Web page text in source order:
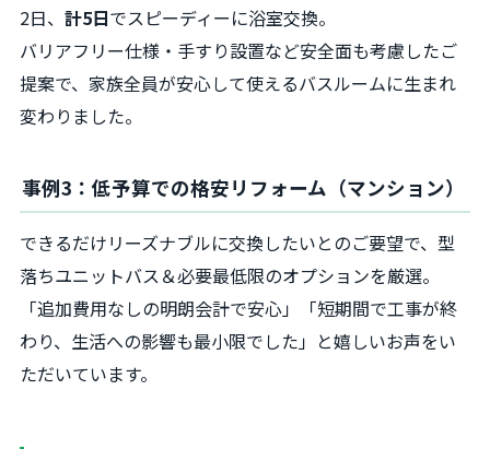
2日、 計5日でスピーディーに浴室交換。
バリアフリー仕様・手すり設置など安全面も考慮したご
提案で、家族全員が安心して使えるバスルームに生まれ
変わりました。
事例3：低予算での格安リフォーム（マンション）
できるだけリーズナブルに交換したいとのご要望で、型
落ちユニットバス＆必要最低限のオプションを厳選。
「追加費用なしの明朗会計で安心」「短期間で工事が終
わり、生活への影響も最小限でした」と嬉しいお声をい
ただいています。